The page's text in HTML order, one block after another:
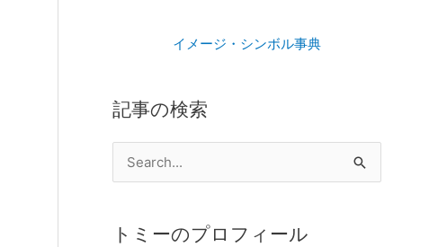
イメージ・シンボル事典
記事の検索
トミーのプロフィール